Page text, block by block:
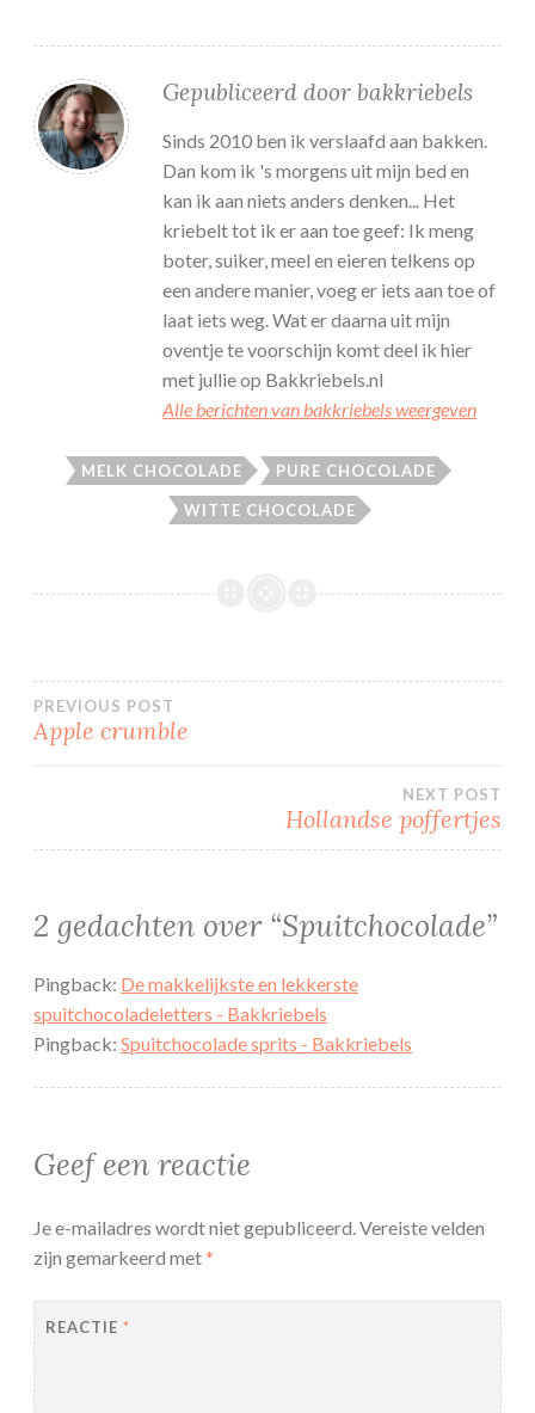
Gepubliceerd door bakkriebels
Sinds 2010 ben ik verslaafd aan bakken.
Dan kom ik 's morgens uit mijn bed en
kan ik aan niets anders denken... Het
kriebelt tot ik er aan toe geef: Ik meng
boter, suiker, meel en eieren telkens op
een andere manier, voeg er iets aan toe of
laat iets weg. Wat er daarna uit mijn
oventje te voorschijn komt deel ik hier
met jullie op Bakkriebels.nl
Alle berichten van bakkriebels weergeven
MELK CHOCOLADE PURE CHOCOLADE
WITTE CHOCOLADE
Bericht
PREVIOUS POST
Apple crumble
NEXT POST
Hollandse poffertjes
2 gedachten over “Spuitchocolade”
Pingback: De makkelijkste en lekkerste
spuitchocoladeletters - Bakkriebels
Pingback: Spuitchocolade sprits - Bakkriebels
Geef een reactie
Je e-mailadres wordt niet gepubliceerd.Vereiste velden
zijn gemarkeerd met*
REACTIE *